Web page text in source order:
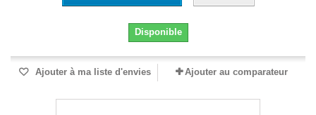
Disponible
Ajouter à ma liste d'envies Ajouter au comparateur